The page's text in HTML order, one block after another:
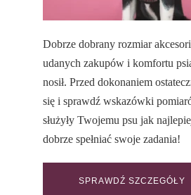
Dobrze dobrany rozmiar
udanych zakupów i komfortu
nosił. Przed dokonaniem
się i sprawdź wskazówki
służyły Twojemu psu jak
dobrze spełniać swoje zadania!
SPRAWDŹ SZCZEGÓŁY